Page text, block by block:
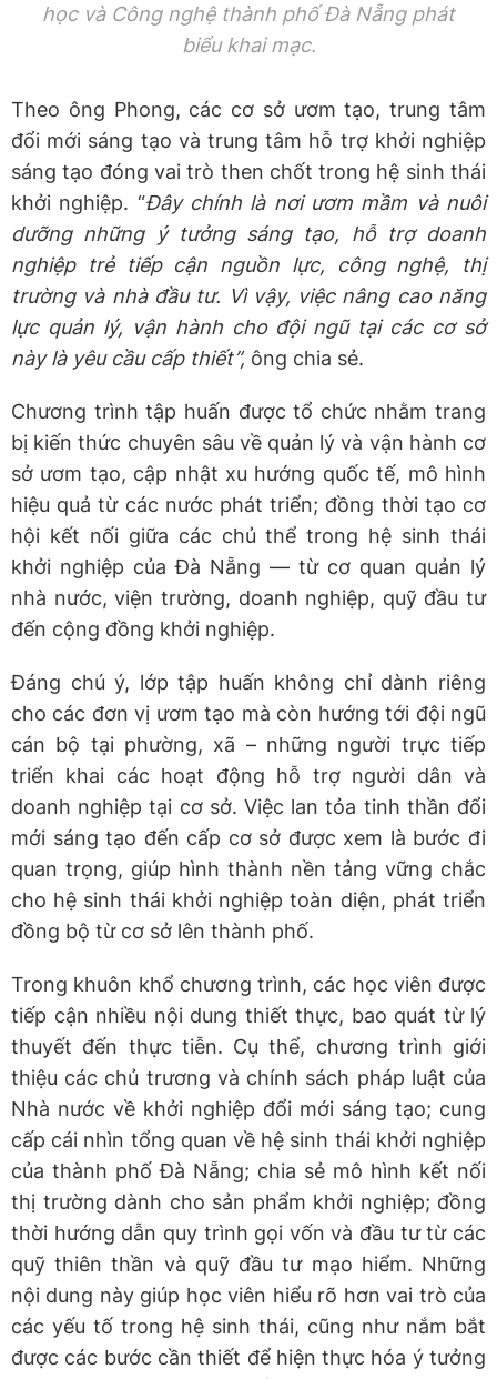
học và Công nghệ thành phố Đà Nẵng phát
biểu khai mạc.
Theo ông Phong, các cơ sở ươm tạo, trung tâm
đổi mới sáng tạo và trung tâm hỗ trợ khởi nghiệp
sáng tạo đóng vai trò then chốt trong hệ sinh thái
khởi nghiệp. “Đây chính là nơi ươm mầm và nuôi
dưỡng những ý tưởng sáng tạo, hỗ trợ doanh
nghiệp trẻ tiếp cận nguồn lực, công nghệ, thị
trường và nhà đầu tư. Vì vậy, việc nâng cao năng
lực quản lý, vận hành cho đội ngũ tại các cơ sở
này là yêu cầu cấp thiết”, ông chia sẻ.
Chương trình tập huấn được tổ chức nhằm trang
bị kiến thức chuyên sâu về quản lý và vận hành cơ
sở ươm tạo, cập nhật xu hướng quốc tế, mô hình
hiệu quả từ các nước phát triển; đồng thời tạo cơ
hội kết nối giữa các chủ thể trong hệ sinh thái
khởi nghiệp của Đà Nẵng — từ cơ quan quản lý
nhà nước, viện trường, doanh nghiệp, quỹ đầu tư
đến cộng đồng khởi nghiệp.
Đáng chú ý, lớp tập huấn không chỉ dành riêng
cho các đơn vị ươm tạo mà còn hướng tới đội ngũ
cán bộ tại phường, xã – những người trực tiếp
triển khai các hoạt động hỗ trợ người dân và
doanh nghiệp tại cơ sở. Việc lan tỏa tinh thần đổi
mới sáng tạo đến cấp cơ sở được xem là bước đi
quan trọng, giúp hình thành nền tảng vững chắc
cho hệ sinh thái khởi nghiệp toàn diện, phát triển
đồng bộ từ cơ sở lên thành phố.
Trong khuôn khổ chương trình, các học viên được
tiếp cận nhiều nội dung thiết thực, bao quát từ lý
thuyết đến thực tiễn. Cụ thể, chương trình giới
thiệu các chủ trương và chính sách pháp luật của
Nhà nước về khởi nghiệp đổi mới sáng tạo; cung
cấp cái nhìn tổng quan về hệ sinh thái khởi nghiệp
của thành phố Đà Nẵng; chia sẻ mô hình kết nối
thị trường dành cho sản phẩm khởi nghiệp; đồng
thời hướng dẫn quy trình gọi vốn và đầu tư từ các
quỹ thiên thần và quỹ đầu tư mạo hiểm. Những
nội dung này giúp học viên hiểu rõ hơn vai trò của
các yếu tố trong hệ sinh thái, cũng như nắm bắt
được các bước cần thiết để hiện thực hóa ý tưởng